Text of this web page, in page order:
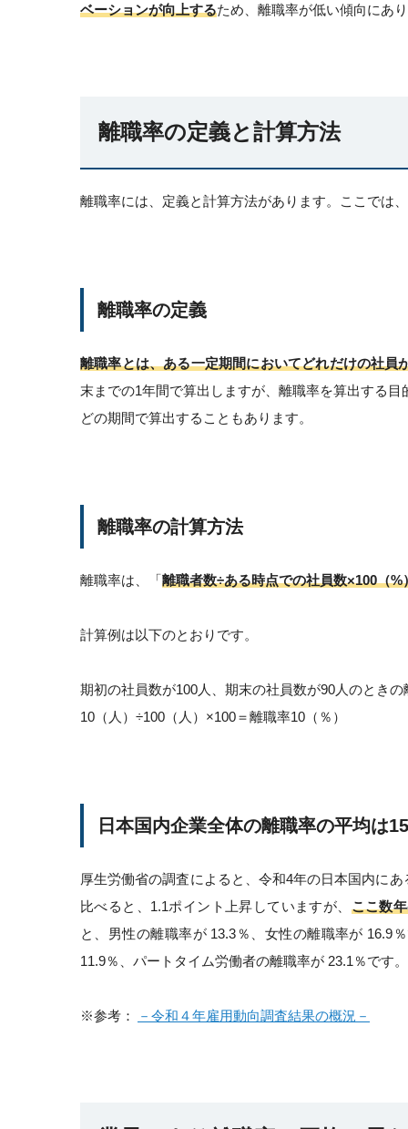
ベーションが向上するため、離職率が低い傾向にあ
離職率の定義と計算方法
離職率には、定義と計算方法があります。ここでは
離職率の定義
離職率とは、ある一定期間においてどれだけの社員
末までの1年間で算出しますが、離職率を算出する
どの期間で算出することもあります。
離職率の計算方法
離職率は、「離職者数÷ある時点での社員数×100（%
計算例は以下のとおりです。
期初の社員数が100人、期末の社員数が90人のときの
10（人）÷100（人）×100＝離職率10（％）
日本国内企業全体の離職率の平均は
厚生労働省の調査によると、令和4年の日本国内に
比べると、1.1ポイント上昇していますが、 ここ数
と、男性の離職率が 13.3％、女性の離職率が 16.9
11.9％、パートタイム労働者の離職率が 23.1％です。
※参考： －令和４年雇用動向調査結果の概況－